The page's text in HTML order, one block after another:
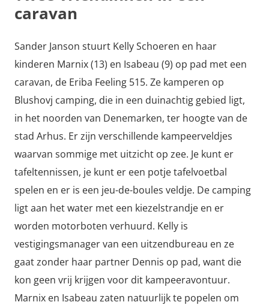
caravan
Sander Janson stuurt Kelly Schoeren en haar
kinderen Marnix (13) en Isabeau (9) op pad met een
caravan, de Eriba Feeling 515. Ze kamperen op
Blushovj camping, die in een duinachtig gebied ligt,
in het noorden van Denemarken, ter hoogte van de
stad Arhus. Er zijn verschillende kampeerveldjes
waarvan sommige met uitzicht op zee. Je kunt er
tafeltennissen, je kunt er een potje tafelvoetbal
spelen en er is een jeu-de-boules veldje. De camping
ligt aan het water met een kiezelstrandje en er
worden motorboten verhuurd. Kelly is
vestigingsmanager van een uitzendbureau en ze
gaat zonder haar partner Dennis op pad, want die
kon geen vrij krijgen voor dit kampeeravontuur.
Marnix en Isabeau zaten natuurlijk te popelen om